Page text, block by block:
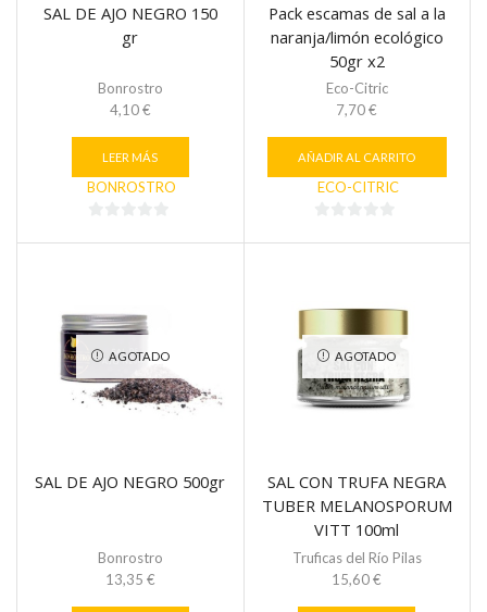
SAL DE AJO NEGRO 150
gr
Bonrostro
4,10€
LEER MÁS
BONROSTRO
Pack escamas de sal a la
naranja/limón ecológico
50gr x2
Eco-Citric
7,70€
AÑADIR AL CARRITO
ECO-CITRIC
AGOTADO
SAL DE AJO NEGRO 500gr
Bonrostro
13,35 €
AGOTADO
SAL CON TRUFA NEGRA
TUBER MELANOSPORUM
VITT 100ml
Truficas del Río Pilas
15,60€